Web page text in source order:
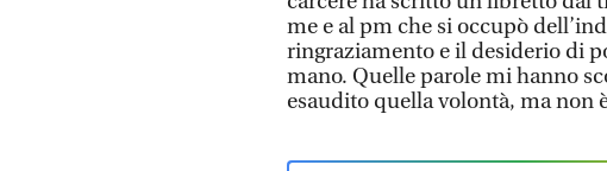
me e al pm che si occupò
ringraziamento e il desiderio di
mano. Quelle parole mi hanno
esaudito quella volontà, ma non